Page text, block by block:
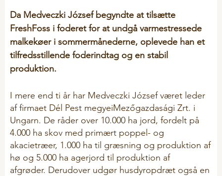
Mælkeerstatninger
Mærkning
Plejemidler
Problemløsere
Sliksten og baljer
Til økologer
Vitaminer og mineraler
KVÆG
DANISH PIG ACADEMY
VÅDFODER GUIDE
Vådfodring - restløs kontra ikke restløs fodring
Analyse af vådfoder
Rengøring opstart og desinfektion
KVALITETSSTYRING
CSR
LØS LEVERING
COOKIE POLITIK
Da Medveczki József begyndte at tilsætte
FreshFoss i foderet for at undgå varmestressede
malkekøer i sommermånederne, oplevede han et
tilfredsstillende foderindtag og en stabil
produktion.
I mere end ti år har Medveczki József været leder
af firmaet Dél Pest megyeiMezőgazdasági Zrt. i
Ungarn. De råder over 10.000 ha jord, fordelt på
4.000 ha skov med primært poppel- og
akacietræer, 1.000 ha til græsning og produktion af
hø og 5.000 ha agerjord til produktion af
afgrøder. Derudover udgør husdyropdræt også en